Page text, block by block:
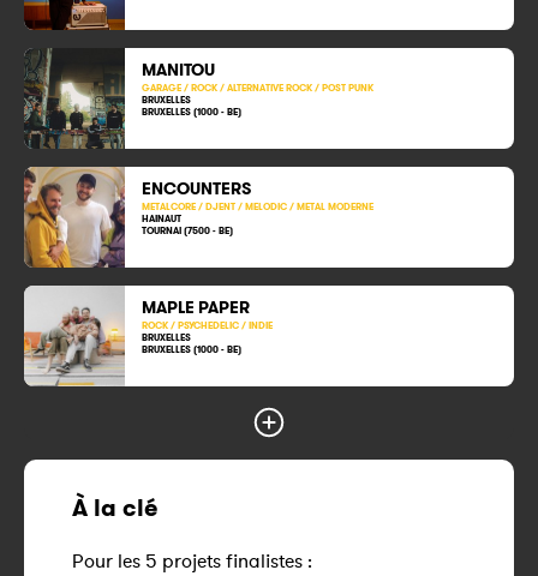
MANITOU
GARAGE / ROCK / ALTERNATIVE ROCK / POST PUNK
BRUXELLES
BRUXELLES (1000 - BE)
ENCOUNTERS
METALCORE / DJENT / MELODIC / METAL MODERNE
HAINAUT
TOURNAI (7500 - BE)
MAPLE PAPER
ROCK / PSYCHEDELIC / INDIE
BRUXELLES
BRUXELLES (1000 - BE)
À la clé
Pour les 5 projets finalistes :